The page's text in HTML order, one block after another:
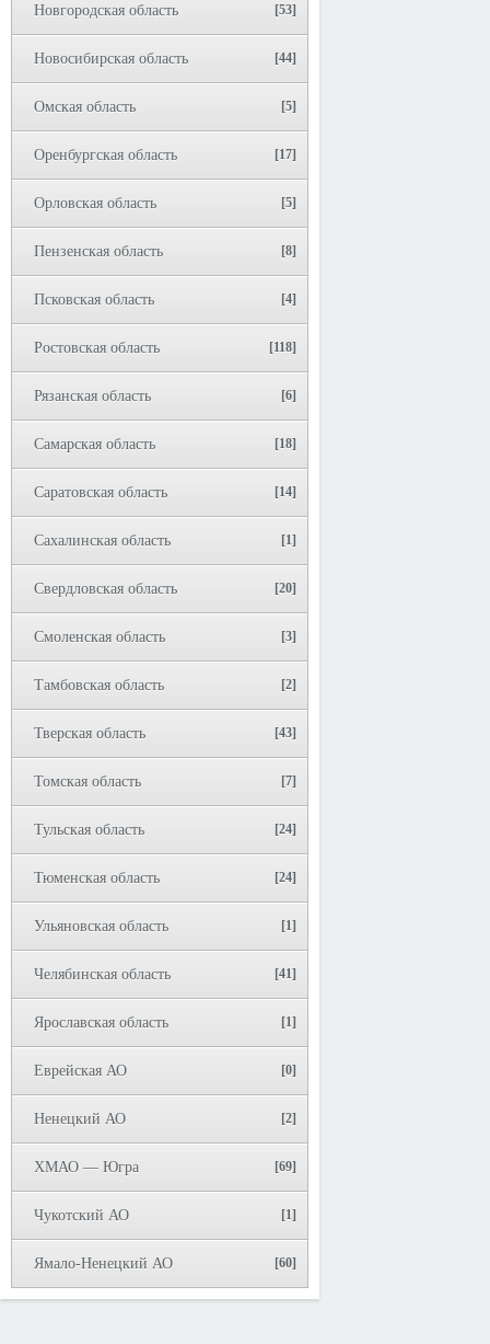
Новгородская область [53]
Новосибирская область [44]
Омская область [5]
Оренбургская область [17]
Орловская область [5]
Пензенская область [8]
Псковская область [4]
Ростовская область [118]
Рязанская область [6]
Самарская область [18]
Саратовская область [14]
Сахалинская область [1]
Свердловская область [20]
Смоленская область [3]
Тамбовская область [2]
Тверская область [43]
Томская область [7]
Тульская область [24]
Тюменская область [24]
Ульяновская область [1]
Челябинская область [41]
Ярославская область [1]
Еврейская АО [0]
Ненецкий АО [2]
ХМАО — Югра [69]
Чукотский АО [1]
Ямало-Ненецкий АО [60]